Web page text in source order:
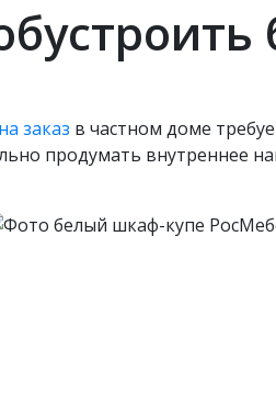
заказ в частном доме
продумать внутреннее